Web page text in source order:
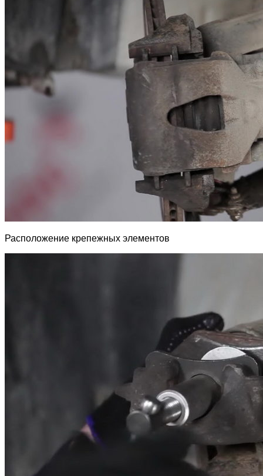
Расположение крепежных элементов